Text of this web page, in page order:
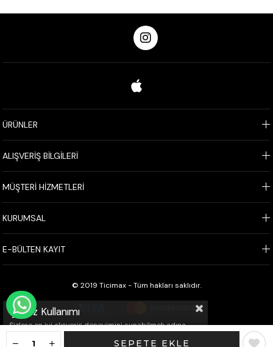
ÜRÜNLER
ALIŞVERİŞ BİLGİLERİ
MÜŞTERİ HİZMETLERİ
KURUMSAL
E-BÜLTEN KAYIT
© 2019 Ticimax - Tüm hakları saklıdır.
Çerez Kullanımı
Sizlere en iyi alışveriş deneyimini sunabilmek adına